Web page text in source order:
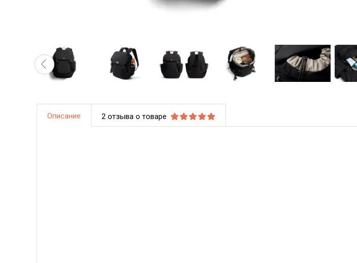
Описание 2 отзыва о товаре